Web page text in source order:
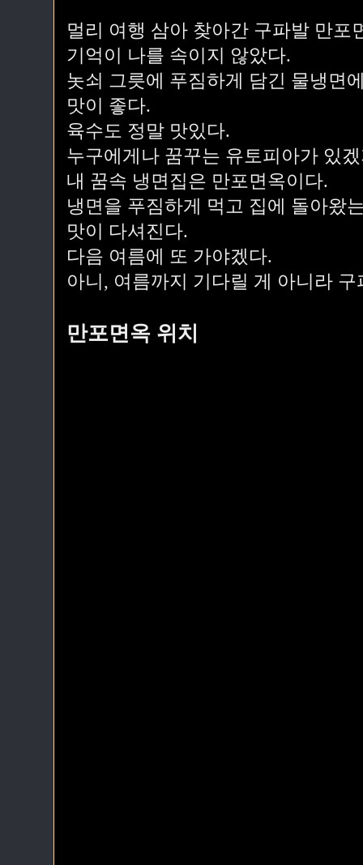
멀리 여행 삼아 찾아간 구파발 만포
기억이 나를 속이지 않았다.
놋쇠 그릇에 푸짐하게 담긴 물냉면
맛이 좋다.
육수도 정말 맛있다.
누구에게나 꿈꾸는 유토피아가 있
내 꿈속 냉면집은 만포면옥이다.
냉면을 푸짐하게 먹고 집에 돌아왔
맛이 다셔진다.
다음 여름에 또 가야겠다.
아니, 여름까지 기다릴 게 아니라
만포면옥 위치